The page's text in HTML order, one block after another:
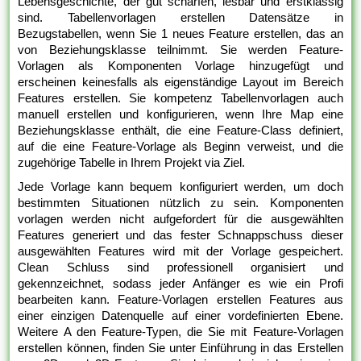
sind. Tabellenvorlagen erstellen Datensätze in
Bezugstabellen, wenn Sie 1 neues Feature erstellen, das an
von Beziehungsklasse teilnimmt. Sie werden Feature-
Vorlagen als Komponenten Vorlage hinzugefügt und
erscheinen keinesfalls als eigenständige Layout im Bereich
Features erstellen. Sie kompetenz Tabellenvorlagen auch
manuell erstellen und konfigurieren, wenn Ihre Map eine
Beziehungsklasse enthält, die eine Feature-Class definiert,
auf die eine Feature-Vorlage als Beginn verweist, und die
zugehörige Tabelle in Ihrem Projekt via Ziel.
Jede Vorlage kann bequem konfiguriert werden, um doch
bestimmten Situationen nützlich zu sein. Komponenten
vorlagen werden nicht aufgefordert für die ausgewählten
Features generiert und das fester Schnappschuss dieser
ausgewählten Features wird mit der Vorlage gespeichert.
Clean Schluss sind professionell organisiert und
gekennzeichnet, sodass jeder Anfänger es wie ein Profi
bearbeiten kann. Feature-Vorlagen erstellen Features aus
einer einzigen Datenquelle auf einer vordefinierten Ebene.
Weitere A den Feature-Typen, die Sie mit Feature-Vorlagen
erstellen können, finden Sie unter Einführung in das Erstellen